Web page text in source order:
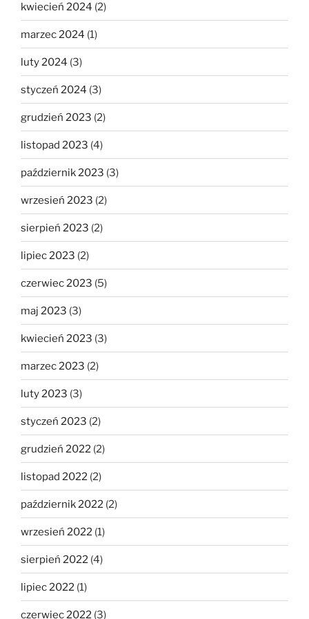
kwiecień 2024 (2)
marzec 2024 (1)
luty 2024 (3)
styczeń 2024 (3)
grudzień 2023 (2)
listopad 2023 (4)
październik 2023 (3)
wrzesień 2023 (2)
sierpień 2023 (2)
lipiec 2023 (2)
czerwiec 2023 (5)
maj 2023 (3)
kwiecień 2023 (3)
marzec 2023 (2)
luty 2023 (3)
styczeń 2023 (2)
grudzień 2022 (2)
listopad 2022 (2)
październik 2022 (2)
wrzesień 2022 (1)
sierpień 2022 (4)
lipiec 2022 (1)
czerwiec 2022 (3)